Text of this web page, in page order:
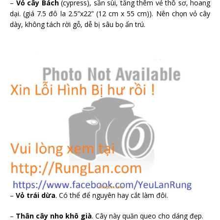
– Vỏ cây Bách(cypress), sần sùi, tăng thêm vẻ thô sơ, hoang
dại. (giá 7.5 đô la 2.5”x22” (12 cm x 55 cm)). Nên chọn vỏ cây
dày, không tách rời gỗ, dễ bị sâu bọ ẩn trú.
– Vỏ trái dừa. Có thể để nguyên hay cắt làm đôi.
– Thân cây nho khô già. Cây này quăn queo cho dáng đẹp.